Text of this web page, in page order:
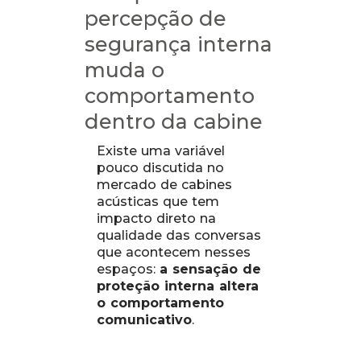
percepção de
segurança interna
muda o
comportamento
dentro da cabine
Existe uma variável
pouco discutida no
mercado de cabines
acústicas que tem
impacto direto na
qualidade das conversas
que acontecem nesses
espaços: a sensação de
proteção interna altera
o comportamento
comunicativo.